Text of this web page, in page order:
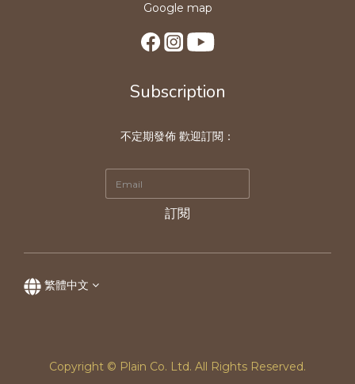
Google map
Subscription
不定期發佈 歡迎訂閱：
訂閱
繁體中文
Copyright © Plain Co. Ltd. All Rights Reserved.